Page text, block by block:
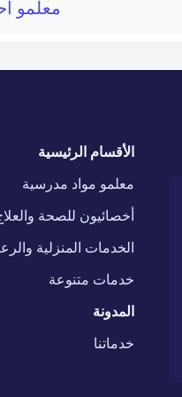
معلمو
الأقسام الرئيسية
معلمو مواد مدرسية
أخصائيون للصحة
الخدمات المنزلية
خدمات متنوعة
المدونة
خدماتنا